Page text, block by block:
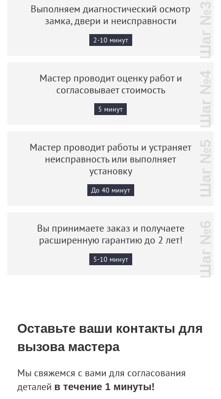
Выполняем диагностический осмотр
замка, двери и неисправности
2-10 минут Шаг №3
Мастер проводит оценку работ и
согласовывает стоимость
5 минут Шаг №4
Мастер проводит работы и устраняет
неисправность или выполняет
установку
До 40 минут Шаг №5
Вы принимаете заказ и получаете
расширенную гарантию до 2 лет!
5-10 минут Шаг №6
Оставьте ваши контакты для
вызова мастера
Мы свяжемся с вами для согласования
деталей в течение 1 минуты!